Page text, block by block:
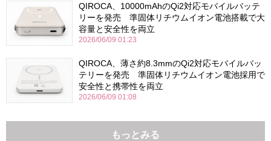
QIROCA、10000mAhのQi2対応モバイルバッテ
リーを発売 準固体リチウムイオン電池搭載で大
容量と安全性を両立
2026/06/09 01:23
QIROCA、薄さ約8.3mmのQi2対応モバイルバッ
テリーを発売 準固体リチウムイオン電池採用で
安全性と携帯性を両立
2026/06/09 01:08
もっとみる